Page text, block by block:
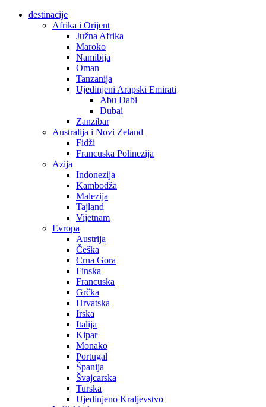
destinacije
Afrika i Orijent
Južna Afrika
Maroko
Namibija
Oman
Tanzanija
Ujedinjeni Arapski Emirati
Abu Dabi
Dubai
Zanzibar
Australija i Novi Zeland
Fidži
Francuska Polinezija
Azija
Indonezija
Kambodža
Malezija
Tajland
Vijetnam
Evropa
Austrija
Češka
Crna Gora
Finska
Francuska
Grčka
Hrvatska
Irska
Italija
Kipar
Monako
Portugal
Španija
Švajcarska
Turska
Ujedinjeno Kraljevstvo